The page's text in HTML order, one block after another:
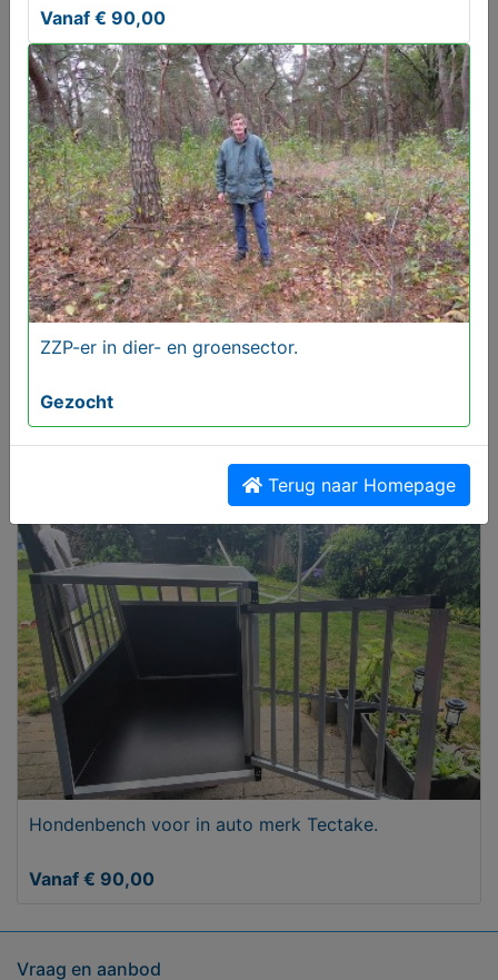
MijnKoopwaar is gratis
Aangeboden
ZZP-er in dier- en groensector.
Hondenbench voor in auto merk Tectake.
Vanaf € 90,00
Vanaf € 90,00
ZZP-er in dier- en groensector.
Gezocht
Terug naar Homepage
Vraag en aanbod